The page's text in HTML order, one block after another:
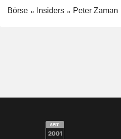
Börse Insiders Peter Zaman